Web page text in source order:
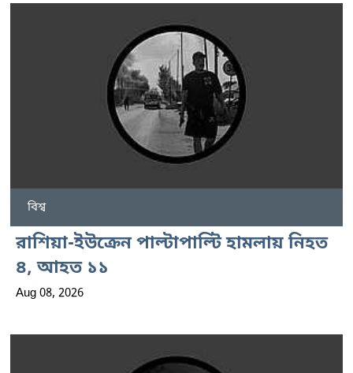
বিশ্ব
রাশিয়া-ইউক্রেন পাল্টাপাল্টি হামলায় নিহত
৪, আহত ১১
Aug 08, 2026